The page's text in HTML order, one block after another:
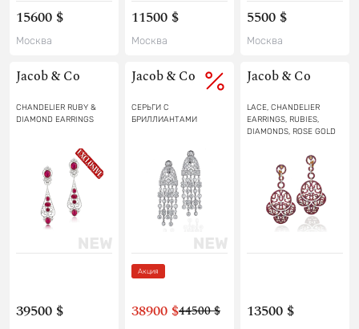
15600 $
Москва
11500 $
Москва
5500 $
Москва
Jacob & Co
CHANDELIER RUBY &
DIAMOND EARRINGS
39500 $
Jacob & Co
СЕРЬГИ С
БРИЛЛИАНТАМИ
Акция
38900 $44500 $
Jacob & Co
LACE, CHANDELIER
EARRINGS, RUBIES,
DIAMONDS, ROSE GOLD
13500 $